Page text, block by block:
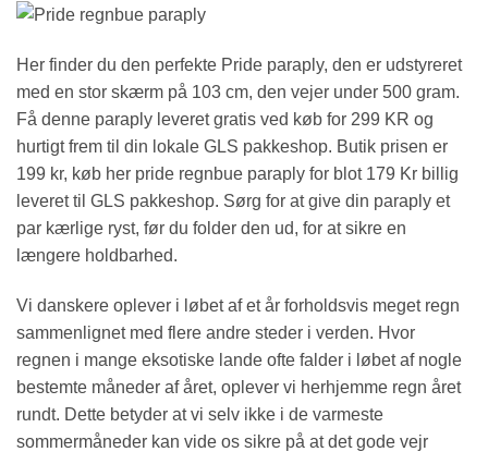
Her finder du den perfekte Pride paraply, den er udstyreret
med en stor skærm på 103 cm, den vejer under 500 gram.
Få denne paraply leveret gratis ved køb for 299 KR og
hurtigt frem til din lokale GLS pakkeshop. Butik prisen er
199 kr, køb her pride regnbue paraply for blot 179 Kr billig
leveret til GLS pakkeshop. Sørg for at give din paraply et
par kærlige ryst, før du folder den ud, for at sikre en
længere holdbarhed.
Vi danskere oplever i løbet af et år forholdsvis meget regn
sammenlignet med flere andre steder i verden. Hvor
regnen i mange eksotiske lande ofte falder i løbet af nogle
bestemte måneder af året, oplever vi herhjemme regn året
rundt. Dette betyder at vi selv ikke i de varmeste
sommermåneder kan vide os sikre på at det gode vejr